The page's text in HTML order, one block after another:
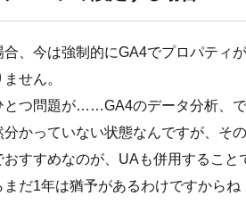
合、今は強制的にGA4でプロパティ
せん。
とつ問題が……GA4のデータ分析、で
かっていない状態なんですが、そ
すすめなのが、UAも併用すること
だ1年は猶予があるわけですからね